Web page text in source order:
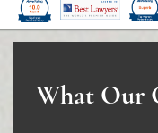
What Our